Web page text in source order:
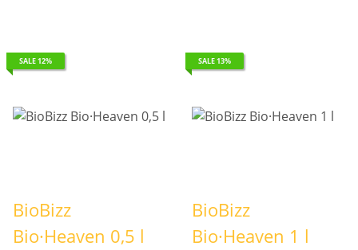
SALE 12%
BioBizz
Bio·Heaven 0,5 l
SALE 13%
BioBizz
Bio·Heaven 1 l